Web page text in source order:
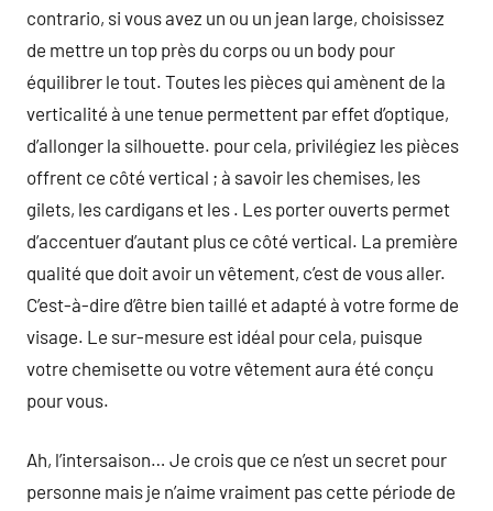
contrario, si vous avez un ou un jean large, choisissez
de mettre un top près du corps ou un body pour
équilibrer le tout. Toutes les pièces qui amènent de la
verticalité à une tenue permettent par effet d’optique,
d’allonger la silhouette. pour cela, privilégiez les pièces
offrent ce côté vertical ; à savoir les chemises, les
gilets, les cardigans et les . Les porter ouverts permet
d’accentuer d’autant plus ce côté vertical. La première
qualité que doit avoir un vêtement, c’est de vous aller.
C’est-à-dire d’être bien taillé et adapté à votre forme de
visage. Le sur-mesure est idéal pour cela, puisque
votre chemisette ou votre vêtement aura été conçu
pour vous.
Ah, l’intersaison… Je crois que ce n’est un secret pour
personne mais je n’aime vraiment pas cette période de